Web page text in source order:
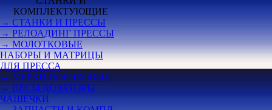
КОМПЛЕКТУЮЩИЕ
→ СТАНКИ И ПРЕССЫ
→ РЕЛОАДИНГ ПРЕССЫ
→ МОЛОТКОВЫЕ
НАБОРЫ И МАТРИЦЫ
ДЛЯ ПРЕССА
→ МЕРКИ ПОРОХОВЫЕ
→ ВЕСЫ ДОЗАТОРЫ
ЧАШЕЧКИ